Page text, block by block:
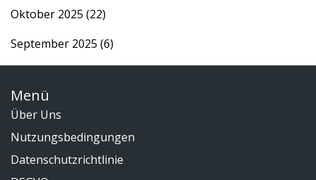
Oktober 2025 (22)
September 2025 (6)
Menü
Über Uns
Nutzungsbedingungen
Datenschutzrichtlinie